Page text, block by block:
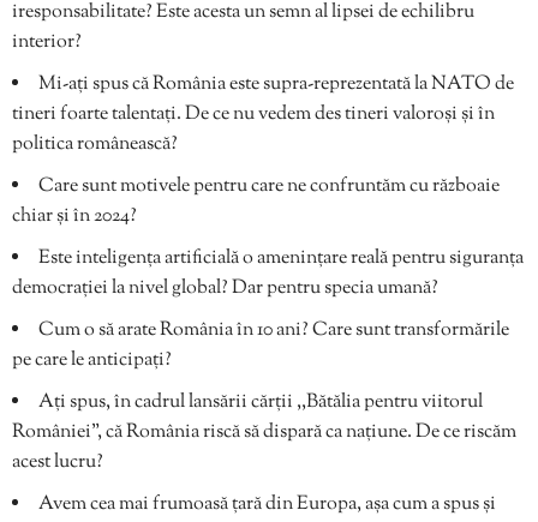
iresponsabilitate? Este acesta un semn al lipsei de echilibru
interior?
Mi-ați spus că România este supra-reprezentată la NATO de
tineri foarte talentați. De ce nu vedem des tineri valoroși și în
politica românească?
Care sunt motivele pentru care ne confruntăm cu războaie
chiar și în 2024?
Este inteligența artificială o amenințare reală pentru siguranța
democrației la nivel global? Dar pentru specia umană?
Cum o să arate România în 10 ani? Care sunt transformările
pe care le anticipați?
Ați spus, în cadrul lansării cărții ,,Bătălia pentru viitorul
României”, că România riscă să dispară ca națiune. De ce riscăm
acest lucru?
Avem cea mai frumoasă țară din Europa, așa cum a spus și